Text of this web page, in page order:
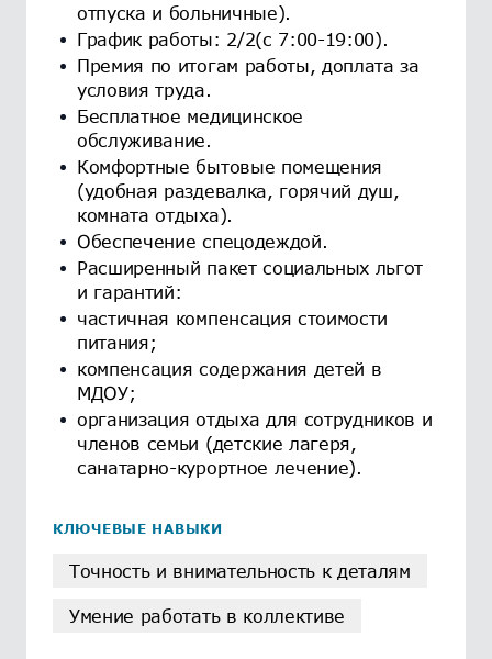
отпуска и больничные).
График работы: 2/2(с 7:00-19:00).
Премия по итогам работы, доплата за
условия труда.
Бесплатное медицинское
обслуживание.
Комфортные бытовые помещения
(удобная раздевалка, горячий душ,
комната отдыха).
Обеспечение спецодеждой.
Расширенный пакет социальных льгот
и гарантий:
частичная компенсация стоимости
питания;
компенсация содержания детей в
МДОУ;
организация отдыха для сотрудников и
членов семьи (детские лагеря,
санатарно-курортное лечение).
КЛЮЧЕВЫЕ НАВЫКИ
Точность и внимательность к деталям
Умение работать в коллективе